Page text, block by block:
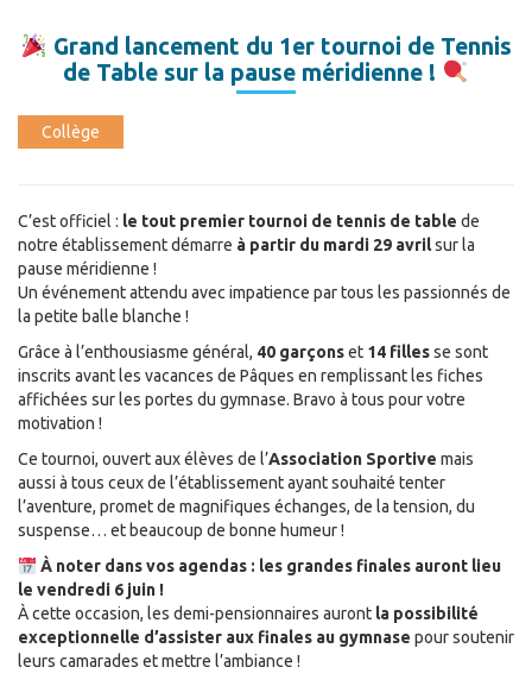
Grand lancement du 1er tournoi de Tennis
de Table sur la pause méridienne !
Collège
C’est officiel : le tout premier tournoi de tennis de table de
notre établissement démarre à partir du mardi 29 avrilsur la
pause méridienne !
Un événement attendu avec impatience par tous les passionnés de
la petite balle blanche !
Grâce à l’enthousiasme général, 40 garçonset 14 fillesse sont
inscrits avant les vacances de Pâques en remplissant les fiches
affichées sur les portes du gymnase. Bravo à tous pour votre
motivation !
Ce tournoi, ouvert aux élèves de l’Association Sportive mais
aussi à tous ceux de l’établissement ayant souhaité tenter
l’aventure, promet de magnifiques échanges, de la tension, du
suspense… et beaucoup de bonne humeur !
À noter dans vos agendas : les grandes finales auront lieu
le vendredi 6 juin !
À cette occasion, les demi-pensionnaires auront la possibilité
exceptionnelle d’assister aux finales au gymnase pour soutenir
leurs camarades et mettre l’ambiance !